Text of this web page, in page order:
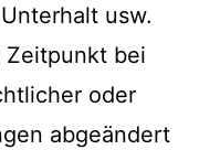
usw.
Zeitpunkt bei
oder
abgeändert